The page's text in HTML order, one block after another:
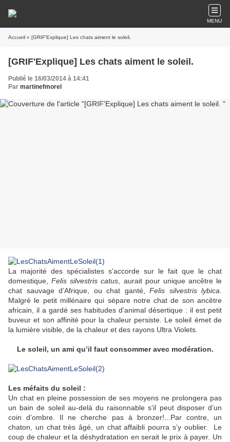
MENU
Accueil » [GRIF'Explique] Les chats aiment le soleil.
[GRIF'Explique] Les chats aiment le soleil.
Publié le 16/03/2014 à 14:41
Par martinefmorel
La majorité des spécialistes s’accorde sur le fait que le chat
domestique,Felis silvestris catus , aurait pour unique ancêtre le
chat sauvage d’Afrique, ou chat ganté, Felis silvestris lybica
Malgré le petit millénaire qui sépare notre chat de son ancêtre
africain, il a gardé ses habitudes d’animal désertique : il est petit
buveur et son affinité pour la chaleur persiste. Le soleil émet de
la lumière visible, de la chaleur et des rayons Ultra Violets.
Le soleil, un ami qu’il faut consommer avec modération.
Les méfaits du soleil :
Un chat en pleine possession de ses moyens ne prolongera pas
un bain de soleil au-delà du raisonnable s’il peut disposer d’un
coin d’ombre. Il ne cherche pas à bronzer!...Par contre, un
chaton, un chat très âgé, un chat affaibli pourra s’y oublier. Le
coup de chaleur et la déshydratation en serait le prix à payer. Un